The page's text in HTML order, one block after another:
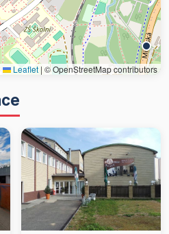
Leaflet | © OpenStreetMap contributors